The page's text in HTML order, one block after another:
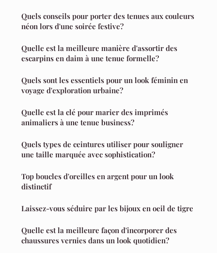
Quels conseils pour porter des tenues aux couleurs
néon lors d'une soirée festive?
Quelle est la meilleure manière d'assortir des
escarpins en daim à une tenue formelle?
Quels sont les essentiels pour un look féminin en
voyage d'exploration urbaine?
Quelle est la clé pour marier des imprimés
animaliers à une tenue business?
Quels types de ceintures utiliser pour souligner
une taille marquée avec sophistication?
Top boucles d'oreilles en argent pour un look
distinctif
Laissez-vous séduire par les bijoux en oeil de tigre
Quelle est la meilleure façon d'incorporer des
chaussures vernies dans un look quotidien?